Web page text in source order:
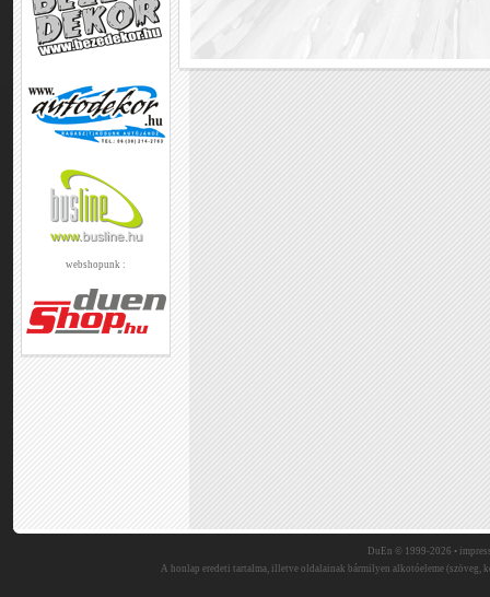
webshopunk :
DuEn © 1999-2026 •
A honlap eredeti tartalma, illetve oldalainak bármilyen alkotóeleme (szöveg,